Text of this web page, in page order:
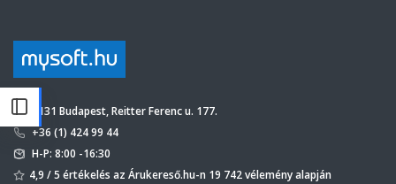
1131 Budapest, Reitter Ferenc u. 177.
+36 (1) 424 99 44
H-P: 8:00 -16:30
4,9 / 5 értékelés az Árukereső.hu-n 19 742 vélemény alapján